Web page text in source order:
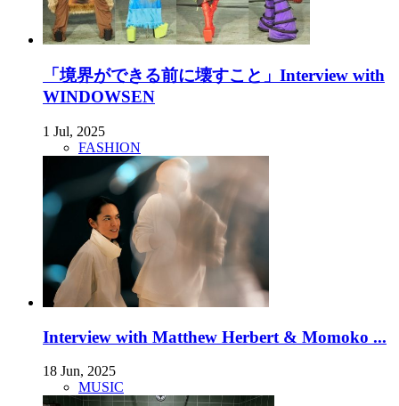
「境界ができる前に壊すこと」Interview with
WINDOWSEN
1 Jul, 2025
FASHION
Interview with Matthew Herbert & Momoko ...
18 Jun, 2025
MUSIC